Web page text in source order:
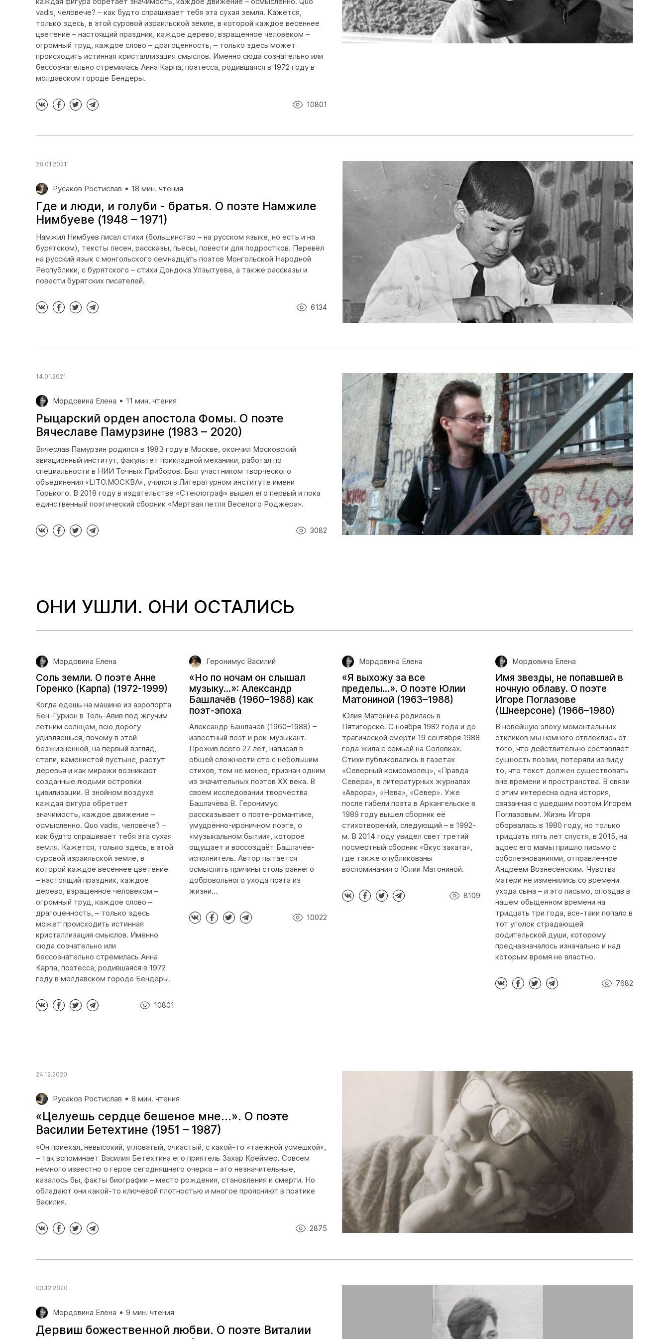
vadis, человече? – как будто спрашивает тебя эта сухая земля. Кажется,
только здесь, в этой суровой израильской земле, в которой каждое весеннее
цветение – настоящий праздник, каждое дерево, взращенное человеком –
огромный труд, каждое слово – драгоценность, – только здесь может
происходить истинная кристаллизация смыслов. Именно сюда сознательно или
бессознательно стремилась Анна Карпа, поэтесса, родившаяся в 1972 году в
молдавском городе Бендеры.
10801
28.01.2021
Русаков Ростислав 18 мин. чтения
Где и люди, и голуби - братья. О поэте Намжиле
Нимбуеве (1948 – 1971)
Намжил Нимбуев писал стихи (большинство – на русском языке, но есть и на
бурятском), тексты песен, рассказы, пьесы, повести для подростков. Перевёл
на русский язык с монгольского семнадцать поэтов Монгольской Народной
Республики, с бурятского – стихи Дондока Улзытуева, а также рассказы и
повести бурятских писателей.
6134
14.01.2021
Мордовина Елена 11 мин. чтения
Рыцарский орден апостола Фомы. О поэте
Вячеславе Памурзине (1983 – 2020)
Вячеслав Памурзин родился в 1983 году в Москве, окончил Московский
авиационный институт, факультет прикладной механики, работал по
специальности в НИИ Точных Приборов. Был участником творческого
объединения «LITO.МОСКВА», учился в Литературном институте имени
Горького. В 2018 году в издательстве «Стеклограф» вышел его первый и пока
единственный поэтический сборник «Мертвая петля Веселого Роджера».
3082
ОНИ УШЛИ. ОНИ ОСТАЛИСЬ
Мордовина Елена
Соль земли. О поэте Анне
Горенко (Карпа) (1972-1999)
Когда едешь на машине из аэропорта
Бен-Гурион в Тель-Авив под жгучим
летним солнцем, всю дорогу
удивляешься, почему в этой
безжизненной, на первый взгляд,
степи, каменистой пустыне, растут
деревья и как миражи возникают
созданные людьми островки
цивилизации. В знойном воздухе
каждая фигура обретает
значимость, каждое движение –
осмысленно. Quo vadis, человече? –
как будто спрашивает тебя эта сухая
земля. Кажется, только здесь, в этой
суровой израильской земле, в
которой каждое весеннее цветение
– настоящий праздник, каждое
дерево, взращенное человеком –
огромный труд, каждое слово –
драгоценность, – только здесь
может происходить истинная
кристаллизация смыслов. Именно
сюда сознательно или
бессознательно стремилась Анна
Карпа, поэтесса, родившаяся в 1972
году в молдавском городе Бендеры.
10801
Геронимус Василий
«Но по ночам он слышал
музыку...»: Александр
Башлачёв (1960–1988) как
поэт-эпоха
Александр Башлачёв (1960–1988) –
известный поэт и рок-музыкант.
Прожив всего 27 лет, написал в
общей сложности сто с небольшим
стихов, тем не менее, признан одним
из значительных поэтов XX века. В
своём исследовании творчества
Башлачёва В. Геронимус
рассказывает о поэте-романтике,
умудрённо-ироничном поэте, о
«музыкальном бытии», которое
ощущает и воссоздаёт Башлачёв-
исполнитель. Автор пытается
осмыслить причины столь раннего
добровольного ухода поэта из
жизни...
10022
Мордовина Елена
«Я выхожу за все
пределы...». О поэте Юлии
Матониной (1963–1988)
Юлия Матонина родилась в
Пятигорске. С ноября 1982 года и до
трагической смерти 19 сентября 1988
года жила с семьёй на Соловках.
Стихи публиковались в газетах
«Северный комсомолец», «Правда
Севера», в литературных журналах
«Аврора», «Нева», «Север». Уже
после гибели поэта в Архангельске в
1989 году вышел сборник её
стихотворений, следующий – в 1992-
м. В 2014 году увидел свет третий
посмертный сборник «Вкус заката»,
где также опубликованы
воспоминания о Юлии Матониной.
8109
Мордовина Елена
Имя звезды, не попавшей в
ночную облаву. О поэте
Игоре Поглазове
(Шнеерсоне) (1966–1980)
В новейшую эпоху моментальных
откликов мы немного отвлеклись от
того, что действительно составляет
сущность поэзии, потеряли из виду
то, что текст должен существовать
вне времени и пространства. В связи
с этим интересна одна история,
связанная с ушедшим поэтом Игорем
Поглазовым. Жизнь Игоря
оборвалась в 1980 году, но только
тридцать пять лет спустя, в 2015, на
адрес его мамы пришло письмо с
соболезнованиями, отправленное
Андреем Вознесенским. Чувства
матери не изменились со времени
ухода сына – и это письмо, опоздав в
нашем обыденном времени на
тридцать три года, все-таки попало в
тот уголок страдающей
родительской души, которому
предназначалось изначально и над
которым время не властно.
7682
24.12.2020
Русаков Ростислав 8 мин. чтения
«Целуешь сердце бешеное мне...». О поэте
Василии Бетехтине (1951 – 1987)
«Он приехал, невысокий, угловатый, очкастый, с какой-то «таёжной усмешкой»,
– так вспоминает Василия Бетехтина его приятель Захар Креймер. Совсем
немного известно о герое сегодняшнего очерка – это незначительные,
казалось бы, факты биографии – место рождения, становления и смерти. Но
обладают они какой-то ключевой плотностью и многое проясняют в поэтике
Василия.
2875
03.12.2020
Мордовина Елена 9 мин. чтения
Дервиш божественной любви. О поэте Виталии